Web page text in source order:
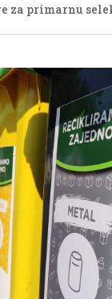
za primarnu